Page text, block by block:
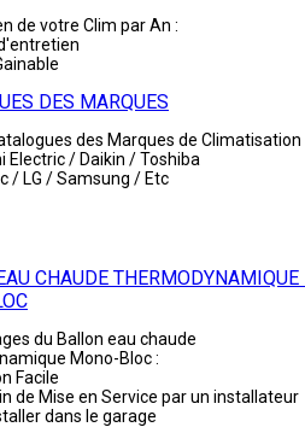
de votre Clim par An :
DES MARQUES
des Marques de Climatisation
Electric / Daikin / Toshiba
/ LG / Samsung / Etc
CHAUDE THERMODYNAMIQUE
du Ballon eau chaude
Mono-Bloc :
Facile
de Mise en Service par un installateur
dans le garage